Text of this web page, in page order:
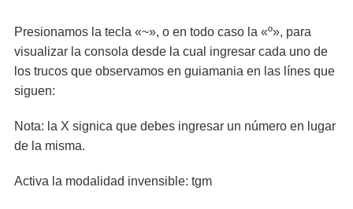
Presionamos la tecla «~», o en todo caso la «º», para
visualizar la consola desde la cual ingresar cada uno de
los trucos que observamos en guiamania en las línes que
siguen:
Nota: la X signica que debes ingresar un número en lugar
de la misma.
Activa la modalidad invensible: tgm